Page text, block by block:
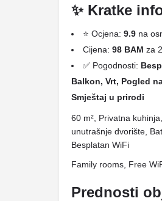
✨ Kratke
⭐ Ocjena: 9.9 na
Cijena: 98 BAM za
✅ Pogodnosti:
Balkon, Vrt, Pogled
Smještaj u prirodi
60 m², Privatna
unutrašnje dvorište,
Besplatan WiFi
Family rooms, Free
Prednosti